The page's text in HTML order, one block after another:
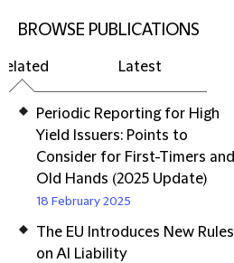
BROWSE PUBLICATIONS
Latest
Periodic Reporting for High
Yield Issuers: Points to
Consider for First-Timers and
Old Hands (2025 Update)
18 February 2025
The EU Introduces New Rules
on AI Liability